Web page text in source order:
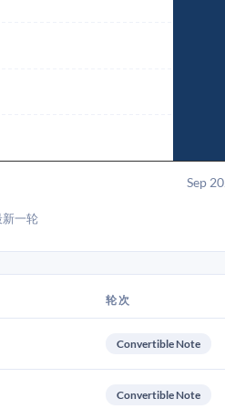
Sep
新一轮
轮次
Convertible Note
Convertible Note